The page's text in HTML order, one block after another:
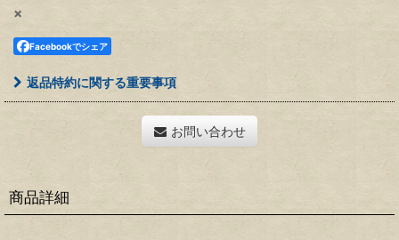
×
Facebookでシェア
返品特約に関する重要事項
お問い合わせ
商品詳細